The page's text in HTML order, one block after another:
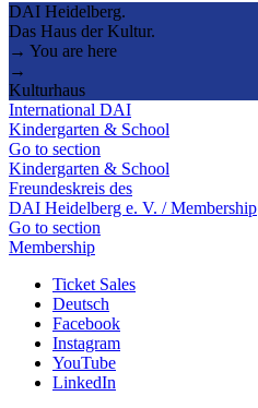
DAI Heidelberg.
Das Haus der Kultur.
→ You are here
→
Kulturhaus
International DAI
Kindergarten & School
Go to section
Kindergarten & School
Freundeskreis des
DAI Heidelberg e. V. / Membership
Go to section
Membership
Ticket Sales
Deutsch
Facebook
Instagram
YouTube
LinkedIn